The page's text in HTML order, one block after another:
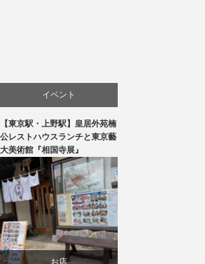
イベント
文化
美術展・美術館・博物館巡り
【東京駅・上野駅】皇居外苑楠
公レストハウスランチと東京藝
大美術館『相国寺展』
お店